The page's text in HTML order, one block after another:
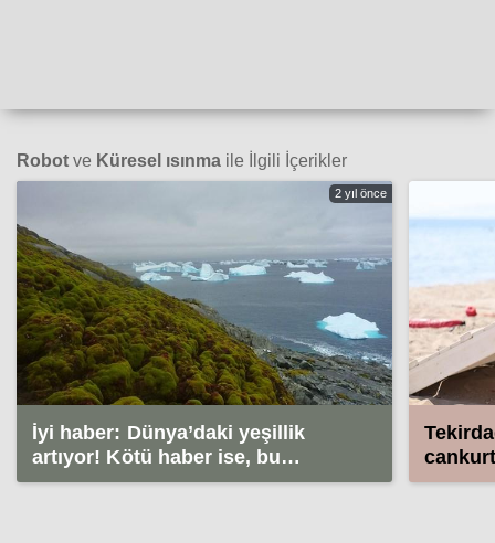
Robot ve Küresel ısınma ile İlgili İçerikler
2 yıl önce
İyi haber: Dünya’daki yeşillik
artıyor! Kötü haber ise, bu
Antarktika’da oluyor